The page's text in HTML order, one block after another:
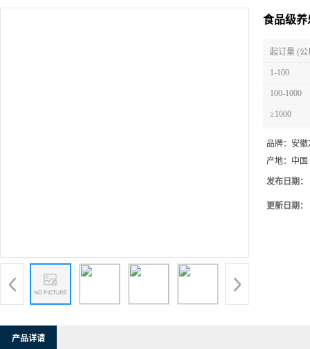
食品级养
起订量 (公
1-100
100-1000
≥1000
品牌： 安徽
产地： 中国
发布日期：
更新日期：
产品详请